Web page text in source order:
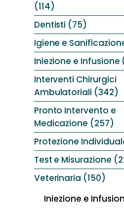
(114)
Dentisti (75)
Igiene e
Iniezione e Infusione
Interventi Chirurgici
Ambulatoriali (342)
Pronto Intervento e
Medicazione (257)
Protezione
Test e Misurazione
Veterinaria (150)
Iniezione e